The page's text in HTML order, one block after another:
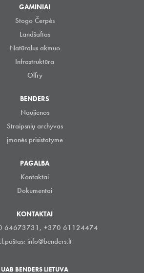
GAMINIAI
Stogo Čerpės
Landšaftas
Natūralus akmuo
Infrastruktūra
Olfry
BENDERS
Naujienos
Straipsnių archyvas
įmonės prisistatyme
PAGALBA
Kontaktai
Dokumentai
KONTAKTAI
64673731, +370 61124474
info@benders.lt
UAB BENDERS LIETUVA